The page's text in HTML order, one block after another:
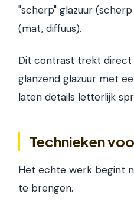
"scherp" glazuur
(mat, diffuus).
Dit contrast trekt direct
glanzend glazuur met
laten details letterlijk
Technieken
Het echte werk begint
te brengen.